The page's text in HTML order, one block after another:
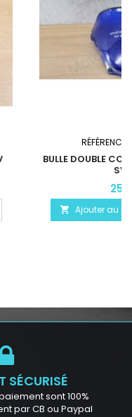
RÉFÉRENCE:
BULLE DOUBLE
SV
 Ajouter au
SÉCURISÉ
sont 100%
par CB ou Paypal